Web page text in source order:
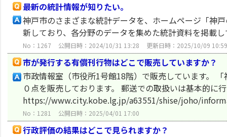
最新の統計情報が知りたい。
神戸市のさまざまな統計データを、ホームページ「神
新しており、各分野のデータを集めた統計資料を掲載
No：1267 公開日時：2024/10/31 13:28 更新日時：2025/10/09 10:59
市が発行する有償刊行物はどこで販売していますか？
市政情報室（市役所1号館18階）で販売しています。
０点を販売しております。 郵送での取扱いは基本的に
https://www.city.kobe.lg.jp/a63551/shise/joho/
No：1281 公開日時：2025/04/01 17:00
行政評価の結果はどこで見られますか？